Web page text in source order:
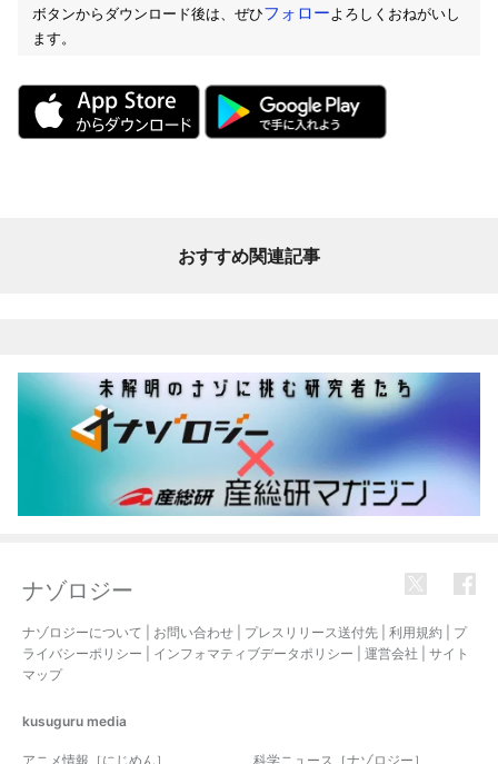
ボタンからダウンロード後は、ぜひフォローよろしくおねがいし
ます。
おすすめ関連記事
ナゾロジー
ナゾロジーについて お問い合わせ プレスリリース送付先 利用規約
プ
ライバシーポリシー
インフォマティブデータポリシー 運営会社
サイト
マップ
kusuguru media
アニメ情報［にじめん］ 科学ニュース［ナゾロジー］